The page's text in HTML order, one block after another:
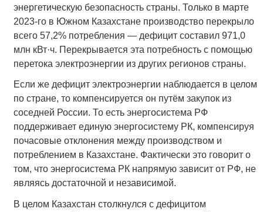
энергетическую безопасность страны. Только в марте
2023-го в Южном Казахстане производство перекрыло
всего 57,2% потребления — дефицит составил 971,0
млн кВт·ч. Перекрывается эта потребность с помощью
перетока электроэнергии из других регионов страны.
Если же дефицит электроэнергии наблюдается в целом
по стране, то компенсируется он путём закупок из
соседней России. То есть энергосистема РФ
поддерживает единую энергосистему РК, компенсируя
почасовые отклонения между производством и
потреблением в Казахстане. Фактически это говорит о
том, что энергосистема РК напрямую зависит от РФ, не
являясь достаточной и независимой.
В целом Казахстан столкнулся с дефицитом